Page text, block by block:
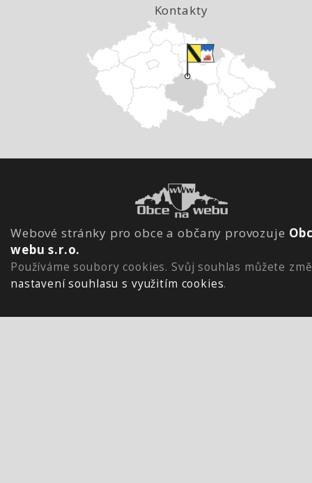
Kontakty
Webové stránky pro obce a občany provozuje
webu s.r.o.
Používáme soubory cookies. Svůj souhlas můžete
nastavení souhlasu s využitím cookies.